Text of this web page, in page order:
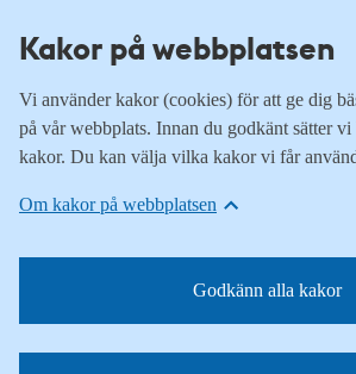
Kakor på webbplatsen
Vi använder kakor (cookies) för att ge dig
på vår webbplats. Innan du godkänt sätter vi
kakor. Du kan välja vilka kakor vi får
Om kakor på webbplatsen
Godkänn alla kakor